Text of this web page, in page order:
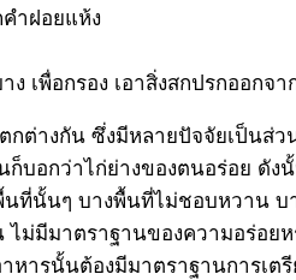
ำฝอยแห้ง
เพื่อกรอง เอาสิ่งสกปรกออกจ
ต่างกัน ซึ่งมีหลายปัจจัยเป็นส่ว
บอกว่าไก่ย่างของตนอร่อย ดัง
ที่นั้นๆ บางพื้นที่ไม่ชอบหวาน บ
ม่มีมาตราฐานของความอร่อยห
ารนั้นต้องมีมาตราฐานการเต